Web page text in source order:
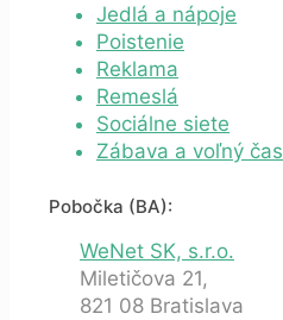
Jedlá a nápoje
Poistenie
Reklama
Remeslá
Sociálne siete
Zábava a voľný čas
Pobočka (BA):
WeNet SK, s.r.o.
Miletičova 21,
821 08 Bratislava